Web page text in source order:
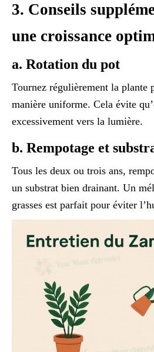
3. Conseils
une croissance
a. Rotation du pot
Tournez régulièrement la plante
manière uniforme. Cela évite
excessivement vers la lumière.
b. Rempotage et
Tous les deux ou trois ans,
un substrat bien drainant. Un
grasses est parfait pour éviter